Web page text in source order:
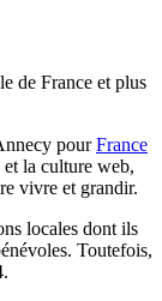
de France et plus
pourFrance
et la culture web,
vivre et grandir.
locales dont ils
Toutefois,